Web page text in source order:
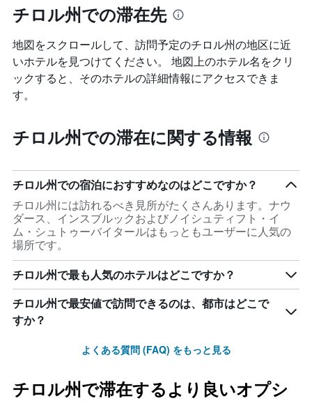
チロル州での滞在先
地図をスクロールして、訪問予定のチロル州​の地区に近
いホテルを見つけてください。 地図上のホテル名をクリ
ックすると、そのホテルの詳細情報にアクセスできま
す。
チロル州での滞在に関する情報
チロル州での宿泊におすすめなのはどこですか？
チロル州には訪れるべき見所がたくさんあります。ナウ
ダース、インスブルックおよびノイシュティフト・イ
ム・シュトゥーバイタールはもっともユーザーに人気の
場所です。
チロル州で最も人気のホテルはどこですか？
チロル州で最安値で訪問できるのは、都市はどこで
すか？
よくある質問 (FAQ) をもっと見る
チロル州で滞在するより良いオプシ